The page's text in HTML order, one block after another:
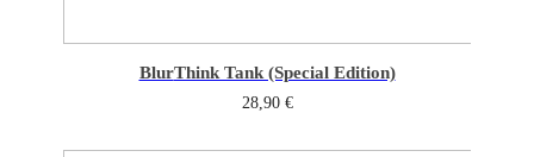
BlurThink Tank (Special Edition)
28,90 €